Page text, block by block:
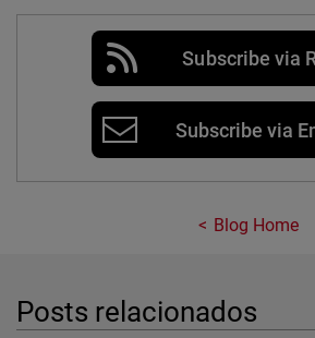
Subscribe via
Subscribe via
Blog Home
Posts relacionados